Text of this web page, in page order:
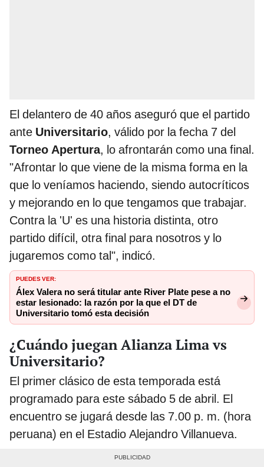
El delantero de 40 años aseguró que el partido
ante Universitario, válido por la fecha 7 del
Torneo Apertura, lo afrontarán como una final.
"Afrontar lo que viene de la misma forma en la
que lo veníamos haciendo, siendo autocríticos
y mejorando en lo que tengamos que trabajar.
Contra la 'U' es una historia distinta, otro
partido difícil, otra final para nosotros y lo
jugaremos como tal", indicó.
PUEDES VER:
Álex Valera no será titular ante River Plate pese a no
estar lesionado: la razón por la que el DT de
Universitario tomó esta decisión
¿Cuándo juegan Alianza Lima vs
Universitario?
El primer clásico de esta temporada está
programado para este sábado 5 de abril. El
encuentro se jugará desde las 7.00 p. m. (hora
peruana) en el Estadio Alejandro Villanueva.